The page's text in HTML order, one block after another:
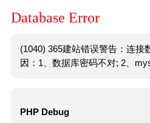
Database Error
(1040) 365建站错误警告：连接
因：1、数据库密码不对; 2、
PHP Debug